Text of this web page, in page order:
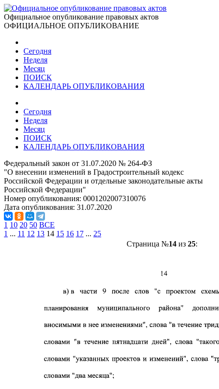
Официальное опубликование правовых актов
ОФИЦИАЛЬНОЕ ОПУБЛИКОВАНИЕ
Сегодня
Неделя
Месяц
ПОИСК
КАЛЕНДАРЬ ОПУБЛИКОВАНИЯ
Сегодня
Неделя
Месяц
ПОИСК
КАЛЕНДАРЬ ОПУБЛИКОВАНИЯ
Федеральный закон от 31.07.2020 № 264-ФЗ
"О внесении изменений в Градостроительный кодекс
Российской Федерации и отдельные законодательные акты
Российской Федерации"
Номер опубликования: 0001202007310076
Дата опубликования: 31.07.2020
1 10 20 50 ВСЕ
1 ... 11 12 13 14 15 16 17 ... 25
Страница №14из 25: